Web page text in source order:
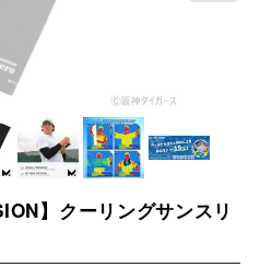
】クーリングサンスリ